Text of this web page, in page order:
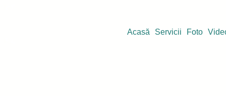
Acasă Servicii Foto